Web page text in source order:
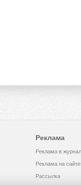
Реклама
Реклама в
Реклама на сайте
Рассылка